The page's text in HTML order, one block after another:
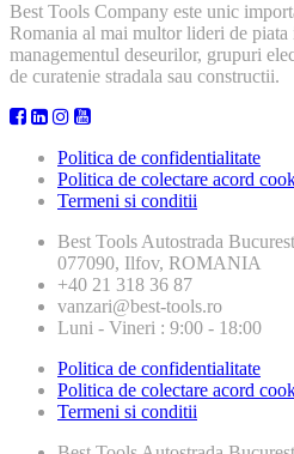
Best Tools Company este unic
Romania al mai multor lideri de
managementul deseurilor, grupuri
de curatenie stradala sau constructii.
Politica de confidentialitate
Politica de colectare acord
Termeni si conditii
Best Tools Autostrada
077090, Ilfov, ROMANIA
+40 21 318 36 87
vanzari@best-tools.ro
Luni - Vineri : 9:00 - 18:00
Politica de confidentialitate
Politica de colectare acord
Termeni si conditii